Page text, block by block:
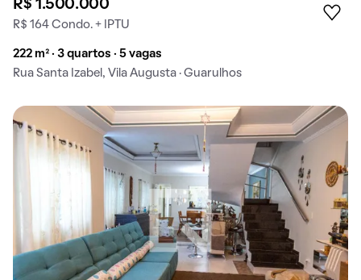
R$ 1.500.000
R$ 164 Condo. + IPTU
222 m² · 3 quartos · 5 vagas
Rua Santa Izabel, Vila Augusta · Guarulhos